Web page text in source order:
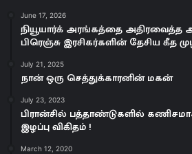
June 17, 2026
நியூயார்க் அரங்கத்தை
பிரெஞ்சு இரசிகர்களின் தேசிய கீத
July 21, 2025
நான் ஒரு செத்துக்காரனின் மகன்
July 23, 2023
பிரான்சில் பத்தாண்டுகளில்
இழப்பு விகிதம் !
March 12, 2020